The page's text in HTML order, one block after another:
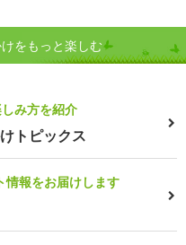
をもっと楽しむ
み方を紹介
トピックス
情報をお届けします